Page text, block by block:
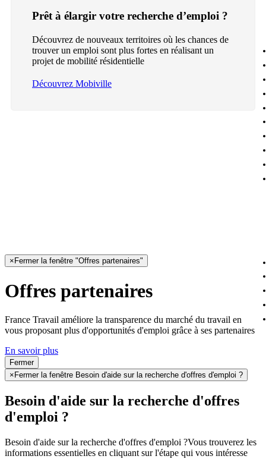
Prêt à élargir votre recherche d’emploi ?
Découvrez de nouveaux territoires où les chances de
trouver un emploi sont plus fortes en réalisant un
projet de mobilité résidentielle
Découvrez Mobiville
× Fermer la fenêtre "Offres partenaires"
Offres partenaires
France Travail améliore la transparence du marché du travail en
vous proposant plus d'opportunités d'emploi grâce à ses partenaires
En savoir plus
Fermer
× Fermer la fenêtre Besoin d'aide sur la recherche d'offres d'emploi ?
Besoin d'aide sur la recherche d'offres
d'emploi ?
Besoin d'aide sur la recherche d'offres d'emploi ?Vous trouverez les
informations essentielles en cliquant sur l'étape qui vous intéresse